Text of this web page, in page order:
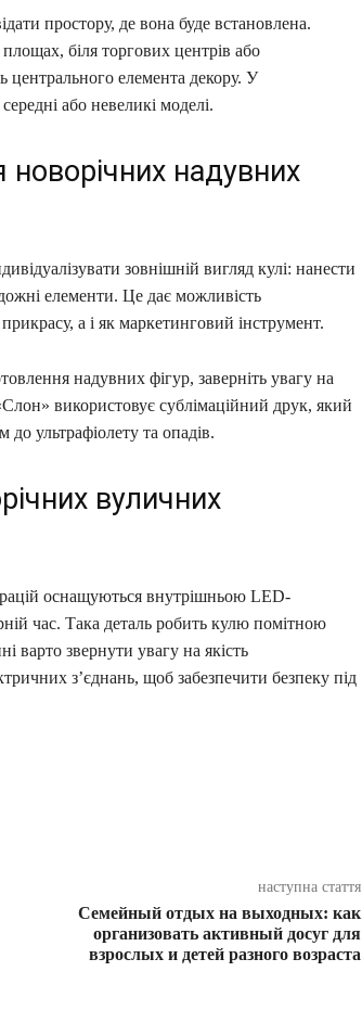
простору, де вона буде встановлена.
біля торгових центрів або
центрального елемента декору. У
або невеликі моделі.
новорічних надувних
зовнішній вигляд кулі: нанести
елементи. Це дає можливість
а і як маркетинговий інструмент.
надувних фігур, заверніть увагу на
використовує сублімаційний друк, який
ультрафіолету та опадів.
вуличних
оснащуються внутрішньою LED-
час. Така деталь робить кулю помітною
варто звернути увагу на якість
з’єднань, щоб забезпечити безпеку під
наступна стаття
Семейный отдых на выходных: как
организовать активный досуг для
взрослых и детей разного возраста